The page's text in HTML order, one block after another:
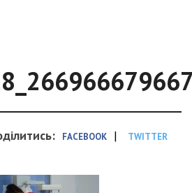
FACEBOOK | TWITTER